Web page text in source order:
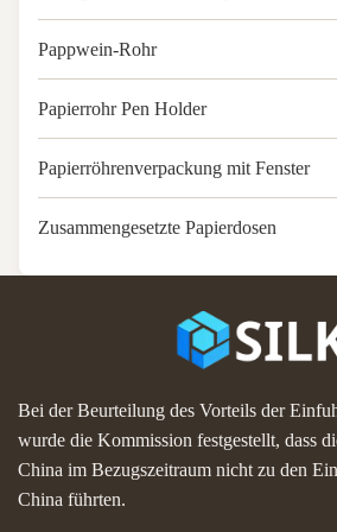
Pappwein-Rohr
Papierrohr Pen Holder
Papierröhrenverpackung mit Fenster
Zusammengesetzte Papierdosen
Bei der Beurteilung des Vorteils der
wurde die Kommission festgestellt, dass
China im Bezugszeitraum nicht zu den
China führten.